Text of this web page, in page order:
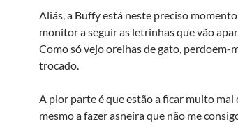
Aliás, a Buffy está neste preciso
monitor a seguir as letrinhas que vão
Como só vejo orelhas de gato, perdoem-
trocado.
A pior parte é que estão a ficar muito mal
mesmo a fazer asneira que não me